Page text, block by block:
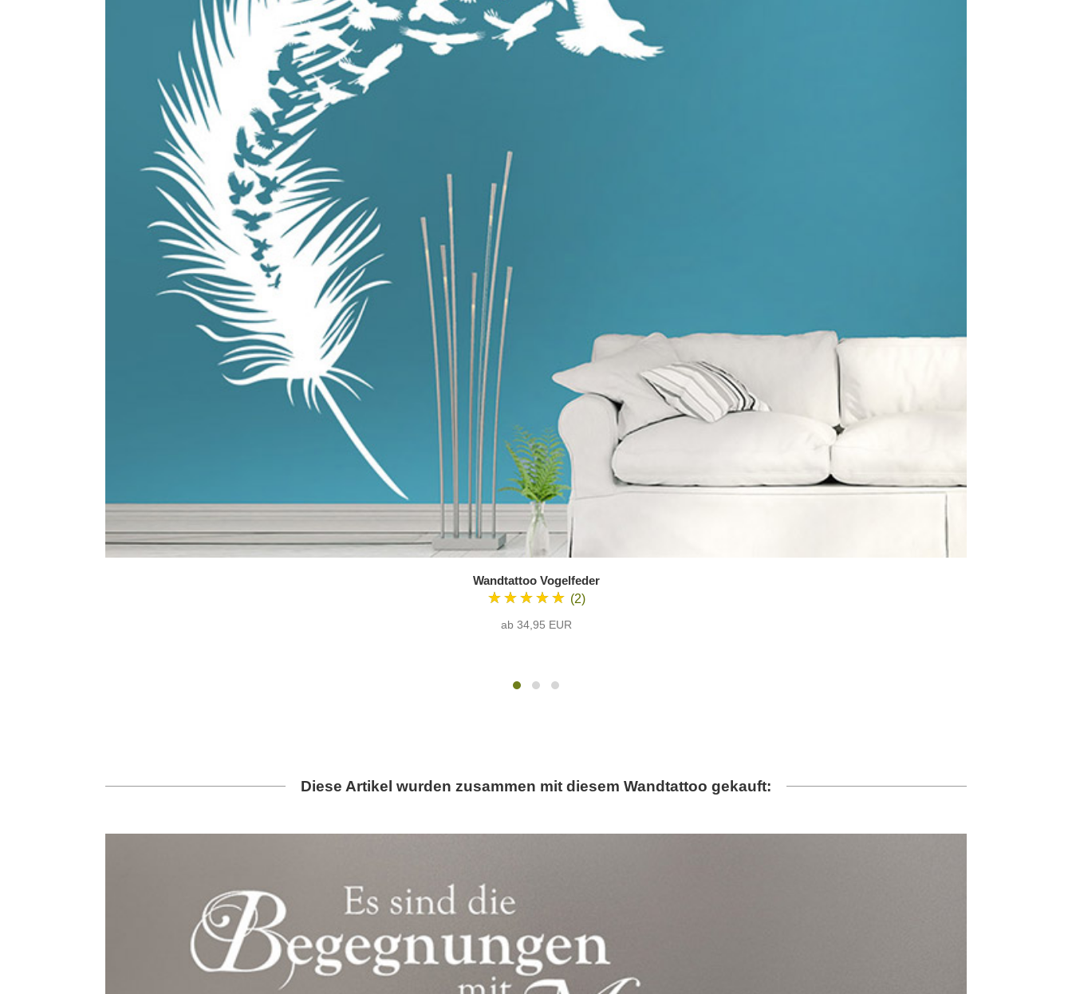
Wandtattoo Vogelfeder
★★★★★ (2)
ab 34,95 EUR
Diese Artikel wurden zusammen mit diesem Wandtattoo gekauft: